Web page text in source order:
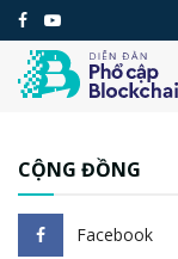
CỘNG ĐỒNG
Facebook